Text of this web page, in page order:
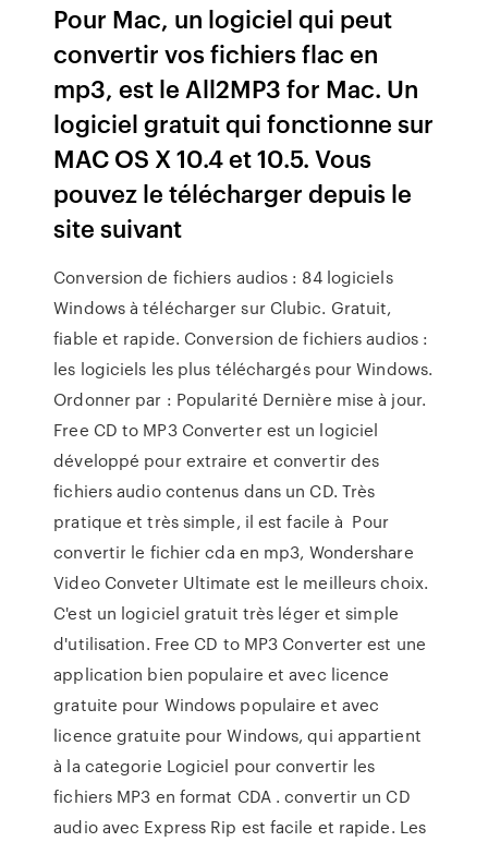
Pour Mac, un logiciel qui peut
convertir vos fichiers flac en
mp3, est le All2MP3 for Mac. Un
logiciel gratuit qui fonctionne sur
MAC OS X 10.4 et 10.5. Vous
pouvez le télécharger depuis le
site suivant
Conversion de fichiers audios : 84 logiciels
Windows à télécharger sur Clubic. Gratuit,
fiable et rapide. Conversion de fichiers audios :
les logiciels les plus téléchargés pour Windows.
Ordonner par : Popularité Dernière mise à jour.
Free CD to MP3 Converter est un logiciel
développé pour extraire et convertir des
fichiers audio contenus dans un CD. Très
pratique et très simple, il est facile à Pour
convertir le fichier cda en mp3, Wondershare
Video Conveter Ultimate est le meilleurs choix.
C'est un logiciel gratuit très léger et simple
d'utilisation. Free CD to MP3 Converter est une
application bien populaire et avec licence
gratuite pour Windows populaire et avec
licence gratuite pour Windows, qui appartient
à la categorie Logiciel pour convertir les
fichiers MP3 en format CDA . convertir un CD
audio avec Express Rip est facile et rapide. Les